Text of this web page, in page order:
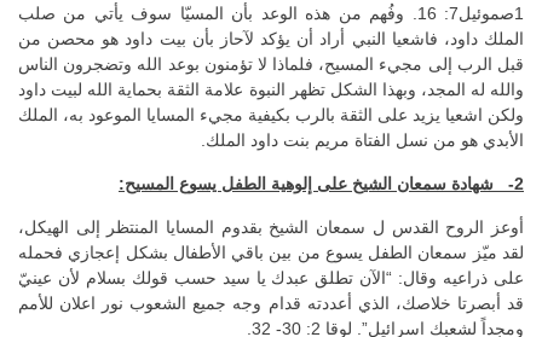
1صموئيل7: 16. وفُهم من هذه الوعد بأن المسيّا سوف يأتي من صلب
الملك داود، فاشعيا النبي أراد أن يؤكد لآحاز بأن بيت داود هو محصن من
قبل الرب إلى مجيء المسيح، فلماذا لا تؤمنون بوعد الله وتضجرون الناس
والله له المجد، وبهذا الشكل تظهر النبوة علامة الثقة بحماية الله لبيت داود
ولكن اشعيا يزيد على الثقة بالرب بكيفية مجيء المسايا الموعود به، الملك
الأبدي هو من نسل الفتاة مريم بنت داود الملك.
2- شهادة سمعان الشيخ على إلوهية الطفل يسوع المسيح:
أوعز الروح القدس ل سمعان الشيخ بقدوم المسايا المنتظر إلى الهيكل،
لقد ميّز سمعان الطفل يسوع من بين باقي الأطفال بشكل إعجازي فحمله
على ذراعيه وقال: “الآن تطلق عبدك يا سيد حسب قولك بسلام لأن عينيّ
قد أبصرتا خلاصك، الذي أعددته قدام وجه جميع الشعوب نور اعلان للأمم
ومجداً لشعبك اسرائيل”. لوقا 2: 30- 32.